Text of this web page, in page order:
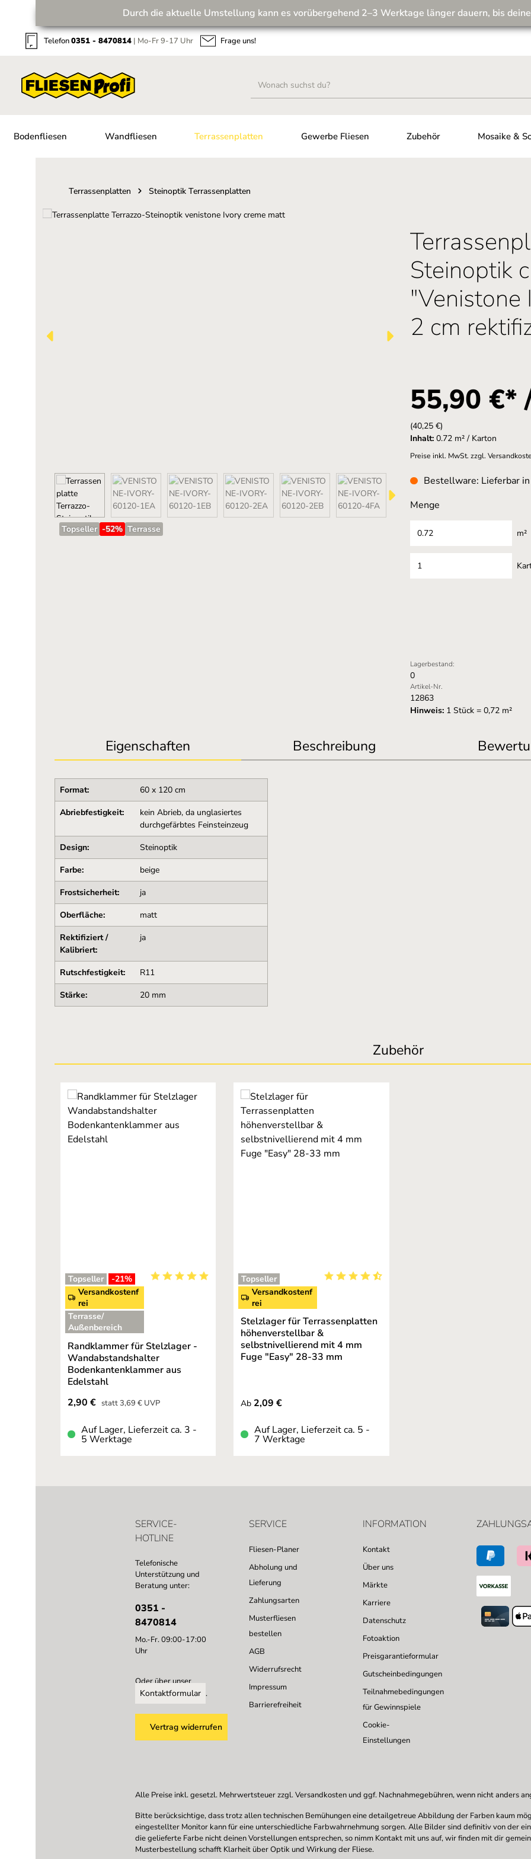
Zur Hauptnavigation springen
Wir machen unseren Musterversand fit für die Zukunft! 💪
Durch die aktuelle Umstellung kann es vorübergehend 2–3 Werktage länger dauern, bis
Telefon0351 - 8470814 | Mo-Fr 9-17 Uhr Frage uns!
Bodenfliesen Wandfliesen Terrassenplatten Gewerbe Fliesen Zubehör Mosaike &
Terrassenplatten Steinoptik Terrassenplatten
Bildergalerie überspringen
Topseller -52% Terrasse
Steinoptik
"Venistone
2 cm
55,90 €*
(40,25 €)
Inhalt: 0.72 m² / Karton
Preise inkl. MwSt. zzgl.
Bestellware: Lieferbar
Menge
m²
Lagerbestand:
0
Artikel-Nr.
12863
Hinweis: 1 Stück = 0,72 m²
Eigenschaften Beschreibung
Format:
60 x 120 cm
Abriebfestigkeit:
kein Abrieb, da unglasiertes
durchgefärbtes Feinsteinzeug
Design:
Steinoptik
Farbe:
beige
Frostsicherheit:
ja
Oberfläche:
matt
Rektifiziert /
Kalibriert:
ja
Rutschfestigkeit:
R11
Stärke:
20 mm
Zubehör
Produktgalerie überspringen
Topseller -21%
Versandkostenf
rei
Terrasse/
Außenbereich
Durchschnittliche Bewertung von 5 von 5 Sternen
Randklammer für Stelzlager -
Wandabstandshalter
Bodenkantenklammer aus
Edelstahl
Verkaufspreis:
2,90 € statt Regulärer Preis:
3,69 €UVP
Auf Lager, Lieferzeit ca. 3 -
5 Werktage
Topseller
Versandkostenf
rei
Stelzlager für Terrassenplatten
höhenverstellbar &
selbstnivellierend mit 4 mm
Fuge "Easy" 28-33 mm
Regulärer Preis:
Ab 2,09 €
Auf Lager, Lieferzeit ca. 5 -
7 Werktage
SERVICE-
HOTLINE
Telefonische
Unterstützung und
Beratung unter:
0351 -
8470814
Mo.-Fr. 09:00-17:00
Uhr
Oder über unser
Kontaktformular .
Vertrag widerrufen
SERVICE
Fliesen-Planer
Abholung und
Lieferung
Zahlungsarten
Musterfliesen
bestellen
AGB
Widerrufsrecht
Impressum
Barrierefreiheit
INFORMATION
Kontakt
Über uns
Märkte
Karriere
Datenschutz
Fotoaktion
Preisgarantieformular
Gutscheinbedingungen
Teilnahmebedingungen
für Gewinnspiele
Cookie-
Einstellungen
Alle Preise inkl. gesetzl. Mehrwertsteuer zzgl.Versandkosten und ggf. Nachnahmegebühren, wenn nicht anders
Bitte berücksichtige, dass trotz allen technischen Bemühungen eine detailgetreue Abbildung der Farben kaum
eingestellter Monitor kann für eine unterschiedliche Farbwahrnehmung sorgen. Alle Bilder sind definitiv von der
die gelieferte Farbe nicht deinen Vorstellungen entsprechen, so nimm Kontakt mit uns auf, wir finden mit dir
Musterbestellung schafft Klarheit über Optik und Wirkung der Fliese.